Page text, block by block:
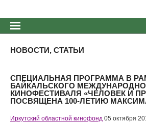
НОВОСТИ, СТАТЬИ
СПЕЦИАЛЬНАЯ ПРОГРАММА В
БАЙКАЛЬСКОГО
КИНОФЕСТИВАЛЯ «ЧЕЛОВЕК И
ПОСВЯЩЕНА 100-ЛЕТИЮ
Иркутский областной кинофонд 05 октября